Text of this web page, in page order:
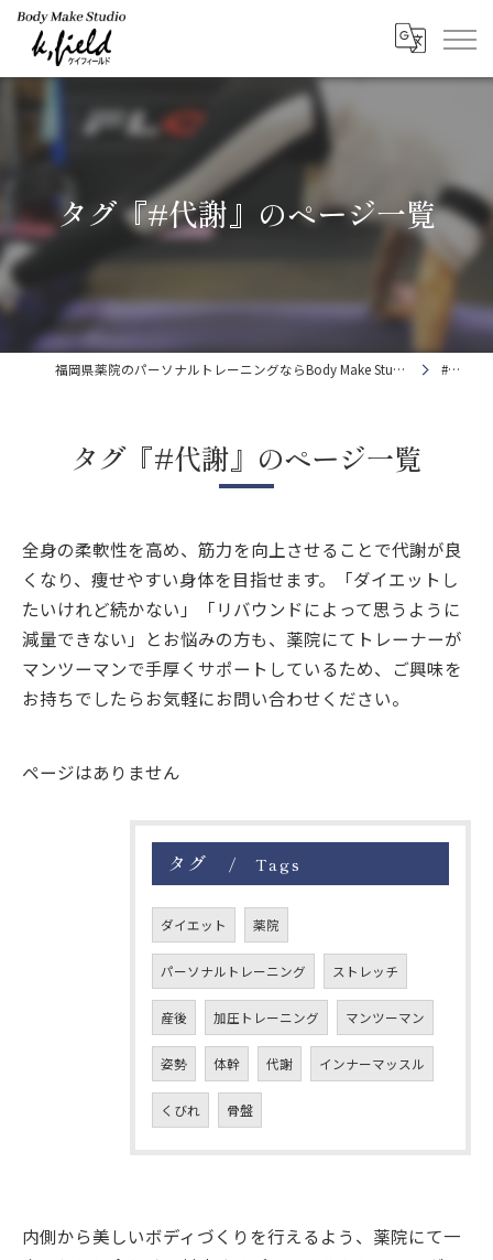
タグ『#代謝』のページ一覧
福岡県薬院のパーソナルトレーニングならBody Make Studio k.field #代謝
タグ『#代謝』のページ一覧
全身の柔軟性を高め、筋力を向上させることで代謝が良
くなり、痩せやすい身体を目指せます。「ダイエットし
たいけれど続かない」「リバウンドによって思うように
減量できない」とお悩みの方も、薬院にてトレーナーが
マンツーマンで手厚くサポートしているため、ご興味を
お持ちでしたらお気軽にお問い合わせください。
ページはありません
タグ Tags
ダイエット 薬院
パーソナルトレーニング ストレッチ
産後 加圧トレーニング マンツーマン
姿勢 体幹 代謝 インナーマッスル
くびれ 骨盤
内側から美しいボディづくりを行えるよう、薬院にて一